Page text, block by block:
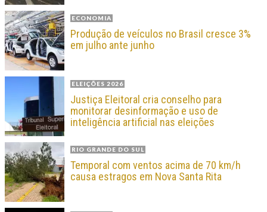
ECONOMIA
Produção de veículos no Brasil cresce 3%
em julho ante junho
ELEIÇÕES 2026
Justiça Eleitoral cria conselho para
monitorar desinformação e uso de
inteligência artificial nas eleições
RIO GRANDE DO SUL
Temporal com ventos acima de 70 km/h
causa estragos em Nova Santa Rita